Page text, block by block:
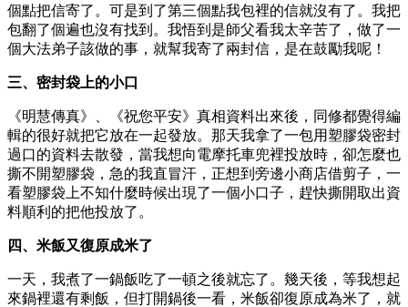
個點把信寄了。可是到了第三個點我包裡的信就沒有了。我把
包翻了個遍也沒有找到。我悟到是師父看我太辛苦了，做了一
個大法弟子該做的事，就幫我寄了兩封信，是在鼓勵我呢！
三、密封袋上的小口
《明慧傳真》、《祝您平安》真相資料出來後，同修都覺得編
輯的很好就把它放在一起發放。那天我拿了一包用塑膠袋密封
過口的資料去散發，當我想向電摩托車兜裡投放時，卻怎麼也
撕不開塑膠袋，急的我直冒汗，正想到旁邊小商店借剪子，一
看塑膠袋上不知什麼時候出現了一個小口子，趕快撕開取出資
料順利的把他投放了。
四、米飯又復原成米了
一天，我煮了一鍋飯吃了一頓之後就忘了。幾天後，等我想起
來鍋裡還有剩飯，但打開鍋後一看，米飯卻復原成為米了，就